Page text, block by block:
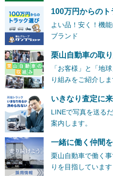
100万円からのト
よい品！安く！機
ブランド
栗山自動車の取
「お客様」と「地
り組みをご紹介しま
いきなり査定に
LINEで写真を送る
案内します。
一緒に働く仲間
栗山自動車で働く
りを目指しています